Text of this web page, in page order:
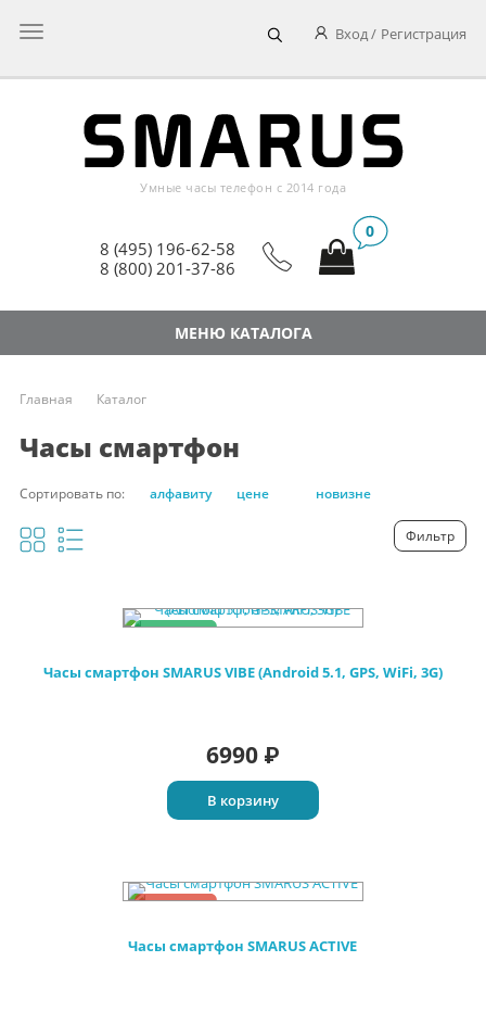
Вход Регистрация
Главное
0
8 (495) 196-62-58
8 (800) 201-37-86
Умные часы телефон c 2014 года
МЕНЮ КАТАЛОГА
Главная Каталог
Часы смартфон
Сортировать по: алфавиту цене новизне
Фильтр
Хит
Часы смартфон SMARUS VIBE (Android 5.1, GPS, WiFi, 3G)
6990 ₽
В корзину
Акция
Часы смартфон SMARUS ACTIVE